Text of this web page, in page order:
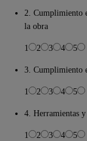
2. Cumplimiento
la obra
1 2 3 4 5
3. Cumplimiento
1 2 3 4 5
4. Herramientas
1 2 3 4 5